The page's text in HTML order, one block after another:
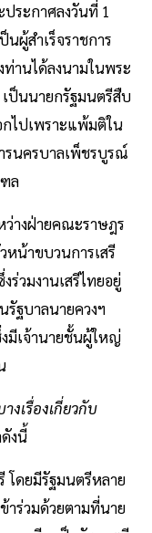
ระกาศลงวันที่ 1
นผู้สำเร็จราชการ
านได้ลงนามในพระ
เป็นนายกรัฐมนตรีสืบ
ไปเพราะแพ้มติใน
รนครบาลเพ็ชรบูรณ์
ล
ว่างฝ่ายคณะราษฎร
หน้าขบวนการเสรี
งร่วมงานเสรีไทยอยู่
ฐบาลนายควงฯ
มีเจ้านายชั้นผู้ใหญ่
างเรื่องเกี่ยวกับ
งนี้
โดยมีรัฐมนตรีหลาย
ข้าร่วมด้วยตามที่นาย